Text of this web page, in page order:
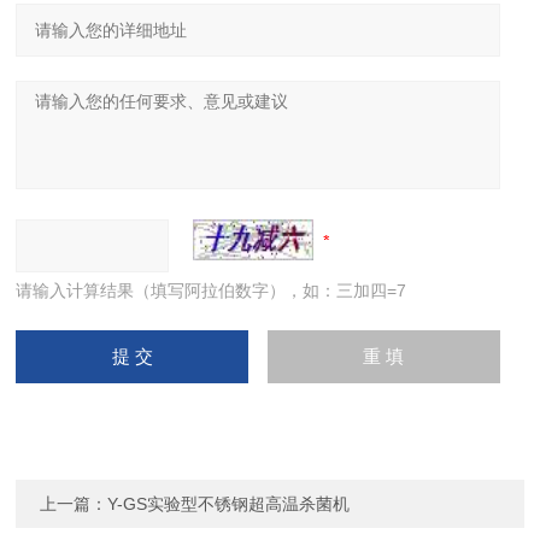
请输入计算结果（填写阿拉伯数字），如：三加四=7
上一篇：Y-GS实验型不锈钢超高温杀菌机